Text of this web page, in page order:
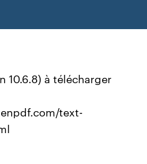
10.6.8) à télécharger
text-